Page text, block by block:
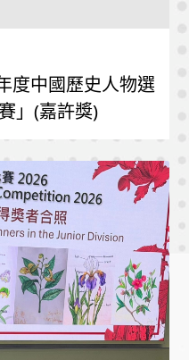
度中國歷史人物選
」(嘉許獎)